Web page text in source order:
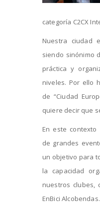
categoría C2CX
Nuestra ciudad
siendo sinónimo
práctica y
niveles. Por ello
de “Ciudad
quiere decir que
En este contexto
de grandes
un objetivo para
la capacidad
nuestros clubes,
EnBici Alcobendas.